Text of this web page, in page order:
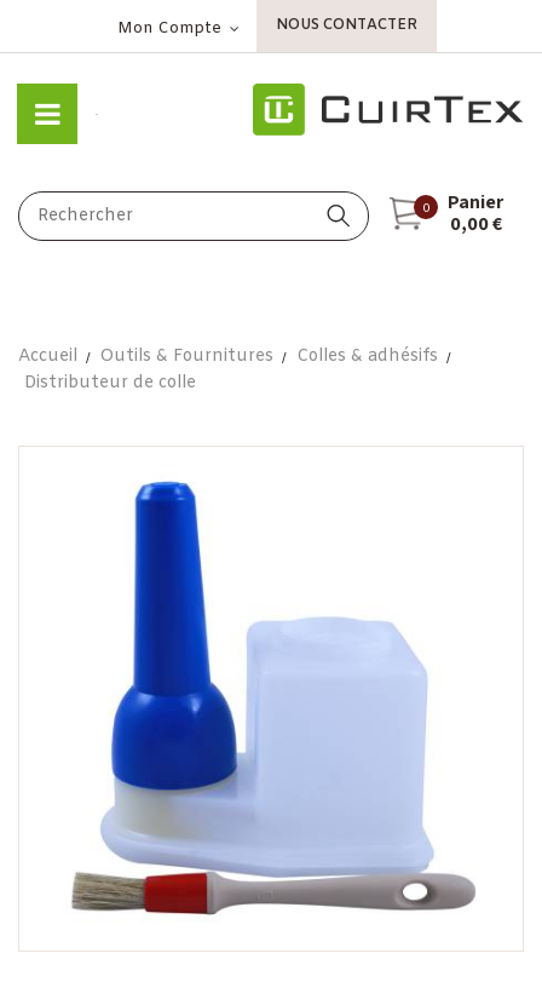
Mon Compte NOUS CONTACTER
0
Panier
0,00 €
Accueil Outils & Fournitures
Colles & adhésifs
Distributeur de colle